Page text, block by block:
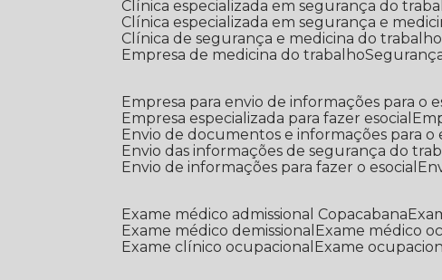
Clínica especializada em segurança do
Clínica especializada em segurança e
Clínica de segurança e medicina do trabalho
Empresa de medicina do trabalho
Empresa para envio de informações para o
Empresa especializada para fazer esocial
Envio de documentos e informações para o
Envio das informações de segurança do
Envio de informações para fazer o esocial
Exame médico admissional Copacabana
Exame médico demissional
Exame médico
Exame clínico ocupacional
Exame